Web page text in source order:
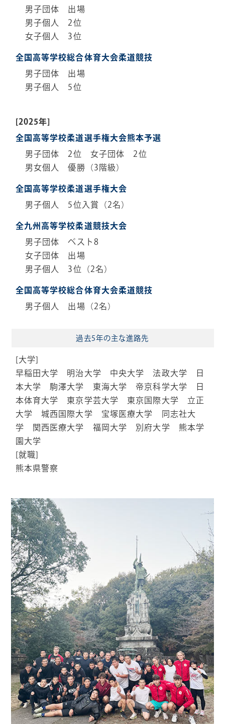
男子団体 出場
男子個人 2位
女子個人 3位
全国高等学校総合体育大会柔道競技
男子団体 出場
男子個人 5位
[2025年]
全国高等学校柔道選手権大会熊本予選
男子団体 2位 女子団体 2位
男女個人 優勝（3階級）
全国高等学校柔道選手権大会
男子個人 5位入賞（2名）
全九州高等学校柔道競技大会
男子団体 ベスト8
女子団体 出場
男子個人 3位（2名）
全国高等学校総合体育大会柔道競技
男子個人 出場（2名）
過去5年の主な進路先
[大学]
早稲田大学 明治大学 中央大学 法政大学 日
本大学 駒澤大学 東海大学 帝京科学大学 日
本体育大学 東京学芸大学 東京国際大学 立正
大学 城西国際大学 宝塚医療大学 同志社大
学 関西医療大学 福岡大学 別府大学 熊本学
園大学
[就職]
熊本県警察